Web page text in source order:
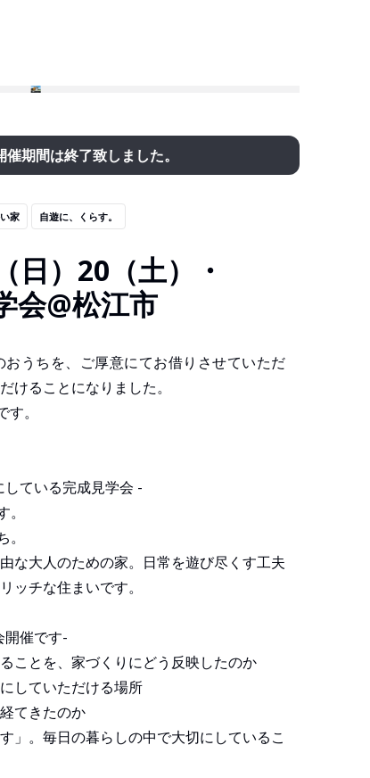
期間は終了致しました。
家 自遊に、くらす。
日）20（土）・
会@松江市
うちを、ご厚意にてお借りさせていただ
けることになりました。
。
ている完成見学会 -
な大人のための家。日常を遊び尽くす工夫
ッチな住まいです。
開催です-
ことを、家づくりにどう反映したのか
していただける場所
てきたのか
」。毎日の暮らしの中で大切にしているこ